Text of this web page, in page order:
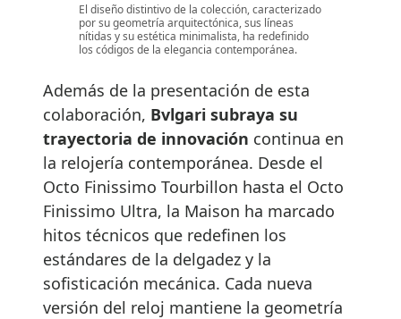
El diseño distintivo de la colección, caracterizado
por su geometría arquitectónica, sus líneas
nítidas y su estética minimalista, ha redefinido
los códigos de la elegancia contemporánea.
Además de la presentación de esta
colaboración, Bvlgari subraya su
trayectoria de innovación continua en
la relojería contemporánea. Desde el
Octo Finissimo Tourbillon hasta el Octo
Finissimo Ultra, la Maison ha marcado
hitos técnicos que redefinen los
estándares de la delgadez y la
sofisticación mecánica. Cada nueva
versión del reloj mantiene la geometría